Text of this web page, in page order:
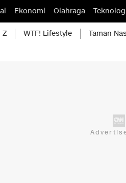
Ekonomi Olahraga
Z WTF! Lifestyle Taman